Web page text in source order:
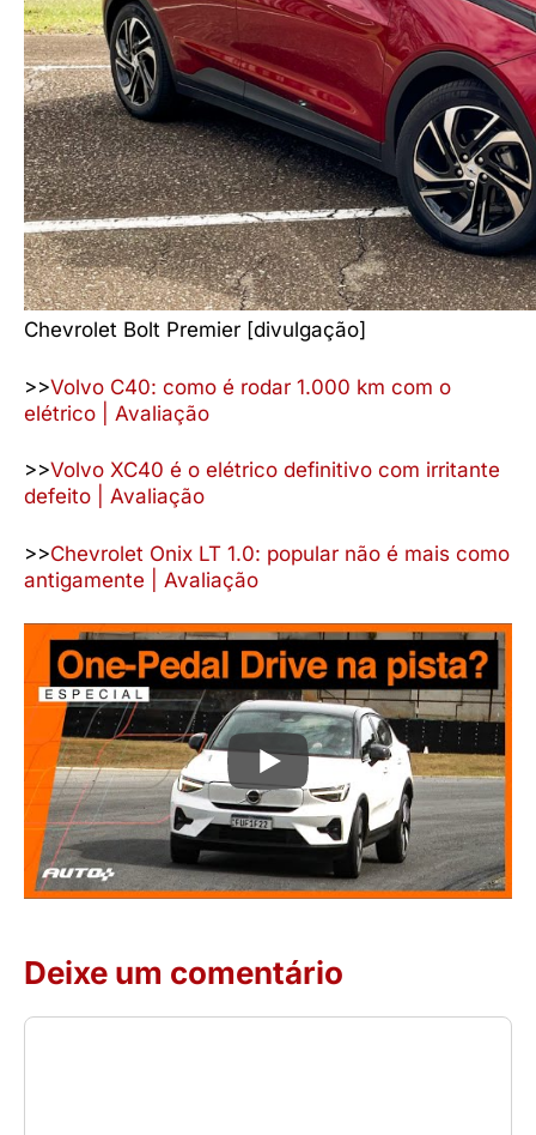
Chevrolet Bolt Premier [divulgação]
>>Volvo C40: como é rodar 1.000 km com o
elétrico | Avaliação
>>Volvo XC40 é o elétrico definitivo com irritante
defeito | Avaliação
>>Chevrolet Onix LT 1.0: popular não é mais como
antigamente | Avaliação
Deixe um comentário
Comentário